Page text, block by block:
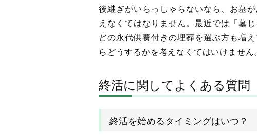
後継ぎがいらっしゃらないなら、お墓
えなくてはなりません。最近では「墓
どの永代供養付きの埋葬を選ぶ方も増
らどうするかを考えなくてはいけません。
終活に関してよくある質問
終活を始めるタイミングはいつ？